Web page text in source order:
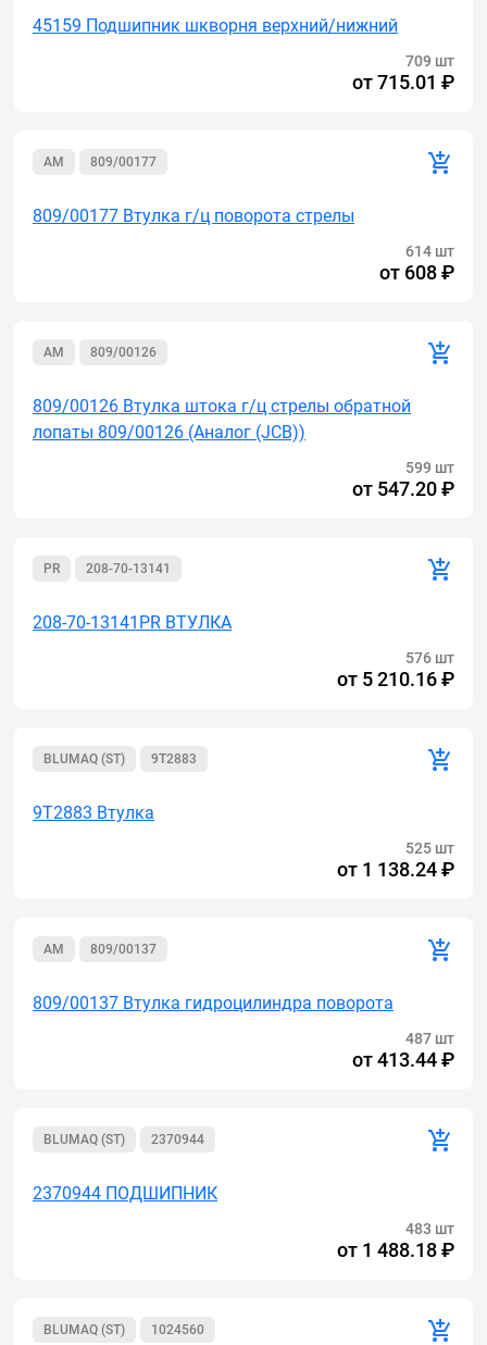
45159 Подшипник шкворня верхний/нижний
709 шт
от715.01 ₽
AM 809/00177
809/00177 Втулка г/ц поворота стрелы
614 шт
от 608 ₽
AM 809/00126
809/00126 Втулка штока г/ц стрелы обратной
лопаты 809/00126 (Аналог (JCB))
599 шт
от 547.20 ₽
PR 208-70-13141
208-70-13141PR ВТУЛКА
576 шт
от 5 210.16 ₽
BLUMAQ (ST) 9T2883
9T2883 Втулка
525 шт
от 1 138.24 ₽
AM 809/00137
809/00137 Втулка гидроцилиндра поворота
487 шт
от413.44 ₽
BLUMAQ (ST) 2370944
2370944 ПОДШИПНИК
483 шт
от 1 488.18 ₽
BLUMAQ (ST) 1024560